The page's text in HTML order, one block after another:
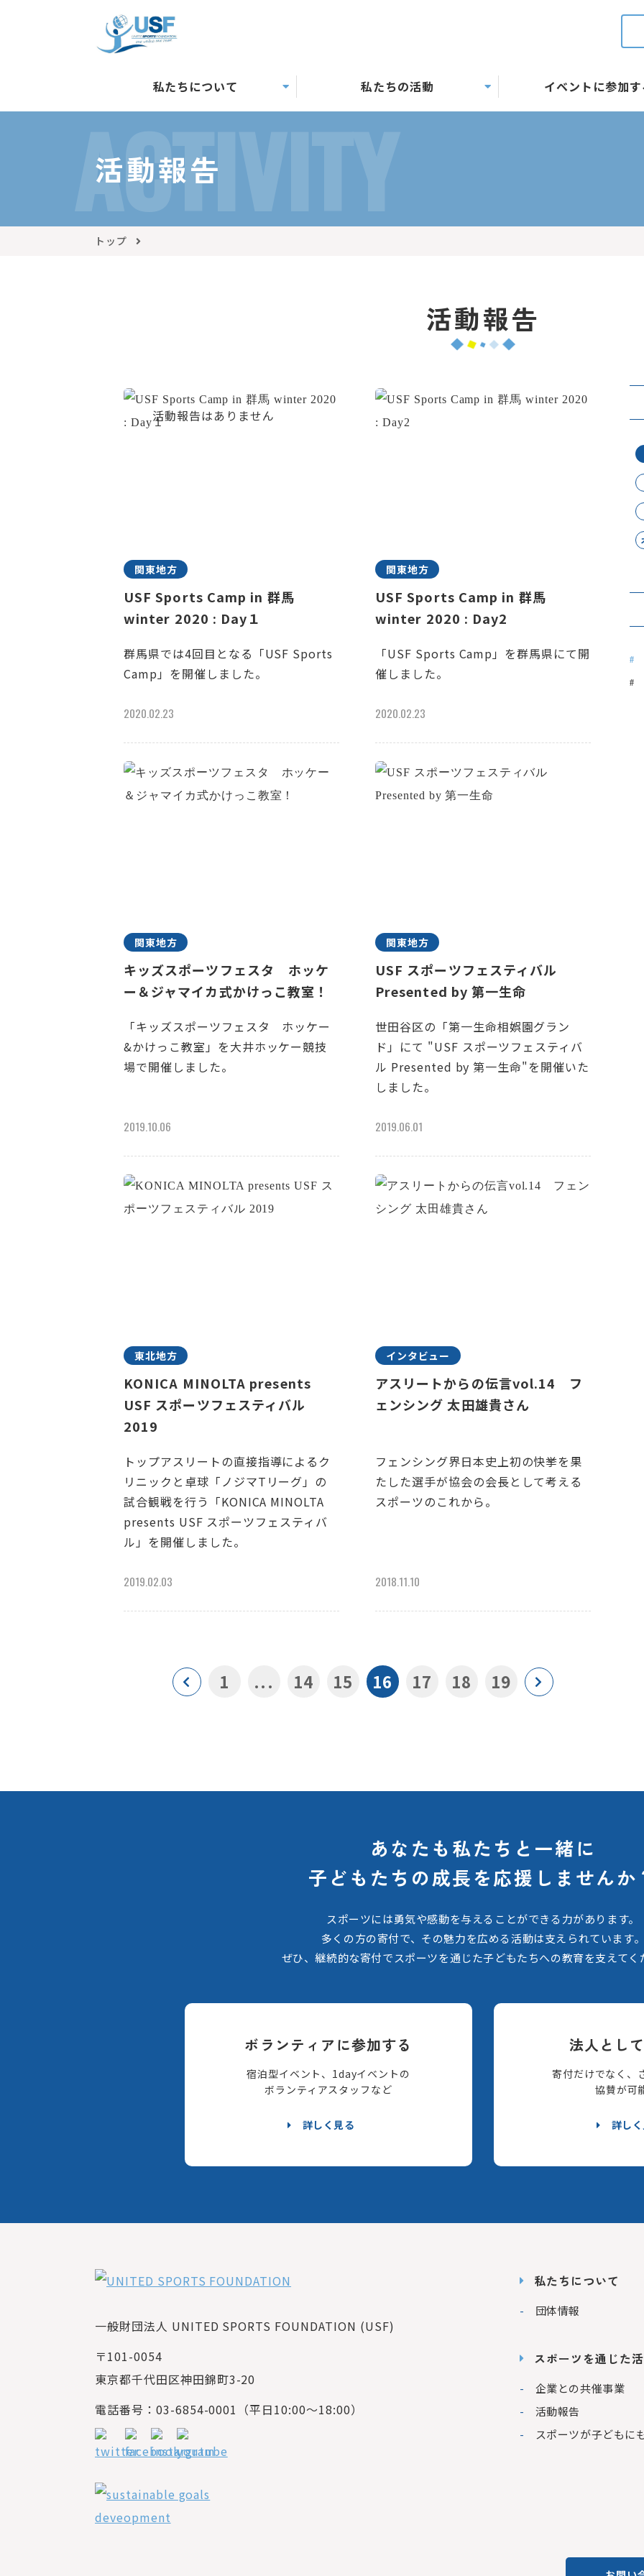
私たちについて 私たちの活動 イベントに参加
ACTIVITY
活動報告
トップ
活動報告
関東地方
USF Sports Camp in 群馬
winter 2020 : Day１
群馬県では4回目となる「USF Sports
Camp」を開催しました。
2020.02.23
関東地方
USF Sports Camp in 群馬
winter 2020 : Day2
「USF Sports Camp」を群馬県にて開
催しました。
2020.02.23
関東地方
キッズスポーツフェスタ ホッケ
ー＆ジャマイカ式かけっこ教室！
「キッズスポーツフェスタ ホッケー
&かけっこ教室」を大井ホッケー競技
場で開催しました。
2019.10.06
関東地方
USF スポーツフェスティバル
Presented by 第一生命
世田谷区の「第一生命相娯園グラン
ド」にて "USF スポーツフェスティバ
ル Presented by 第一生命"を開催いた
しました。
2019.06.01
東北地方
KONICA MINOLTA presents
USF スポーツフェスティバル
2019
トップアスリートの直接指導によるク
リニックと卓球「ノジマTリーグ」の
試合観戦を行う「KONICA MINOLTA
presents USF スポーツフェスティバ
ル」を開催しました。
2019.02.03
インタビュー
アスリートからの伝言vol.14 フ
ェンシング 太田雄貴さん
フェンシング界日本史上初の快挙を果
たした選手が協会の会長として考える
スポーツのこれから。
2018.11.10
1 ... 14 15 16 17 18 19
あなたも私たちと一緒に
子どもたちの成長を応援しませんか
スポーツには勇気や感動を与えることができる力があります。
多くの方の寄付で、その魅力を広める活動は支えられています
ぜひ、継続的な寄付でスポーツを通じた子どもたちへの教育を支えてく
ボランティアに参加する
宿泊型イベント、1dayイベントの
ボランティアスタッフなど
詳しく見る
法人とし
寄付だけでなく、
協賛が可
詳し
一般財団法人 UNITED SPORTS FOUNDATION (USF)
〒101-0054
東京都千代田区神田錦町3-20
電話番号：03-6854-0001（平日10:00～18:00）
私たちについて
団体情報
スポーツを通じた
企業との共催事業
活動報告
スポーツが子どもに